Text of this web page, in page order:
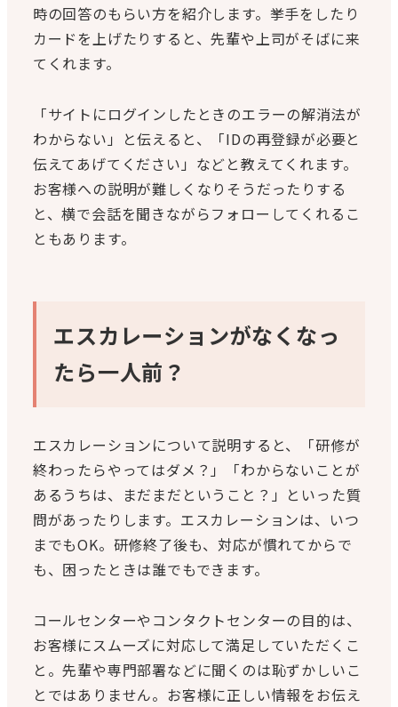
時の回答のもらい方を紹介します。挙手をしたり
カードを上げたりすると、先輩や上司がそばに来
てくれます。
「サイトにログインしたときのエラーの解消法が
わからない」と伝えると、「IDの再登録が必要と
伝えてあげてください」などと教えてくれます。
お客様への説明が難しくなりそうだったりする
と、横で会話を聞きながらフォローしてくれるこ
ともあります。
エスカレーションがなくなっ
たら一人前？
エスカレーションについて説明すると、「研修が
終わったらやってはダメ？」「わからないことが
あるうちは、まだまだということ？」といった質
問があったりします。エスカレーションは、いつ
までもOK。研修終了後も、対応が慣れてからで
も、困ったときは誰でもできます。
コールセンターやコンタクトセンターの目的は、
お客様にスムーズに対応して満足していただくこ
と。先輩や専門部署などに聞くのは恥ずかしいこ
とではありません。お客様に正しい情報をお伝え